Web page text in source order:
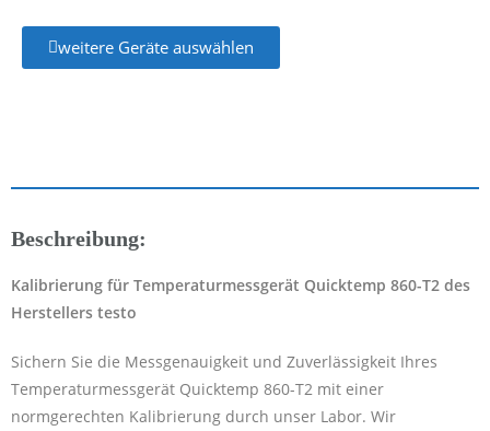
weitere Geräte auswählen
Beschreibung:
Kalibrierung für Temperaturmessgerät Quicktemp 860-T2 des
Herstellers testo
Sichern Sie die Messgenauigkeit und Zuverlässigkeit Ihres
Temperaturmessgerät Quicktemp 860-T2 mit einer
normgerechten Kalibrierung durch unser Labor. Wir